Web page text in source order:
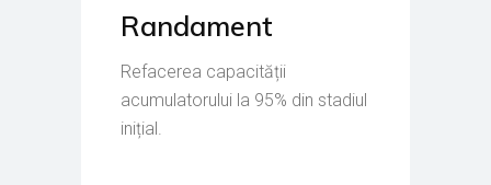
Randament
Refacerea capacității
acumulatorului la 95% din stadiul
inițial.